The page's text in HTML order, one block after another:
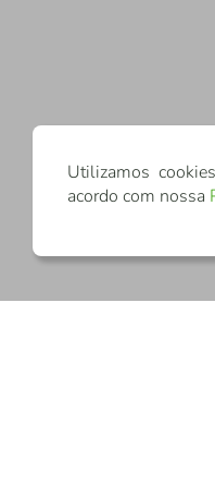
Utilizamos
acordo com nossa